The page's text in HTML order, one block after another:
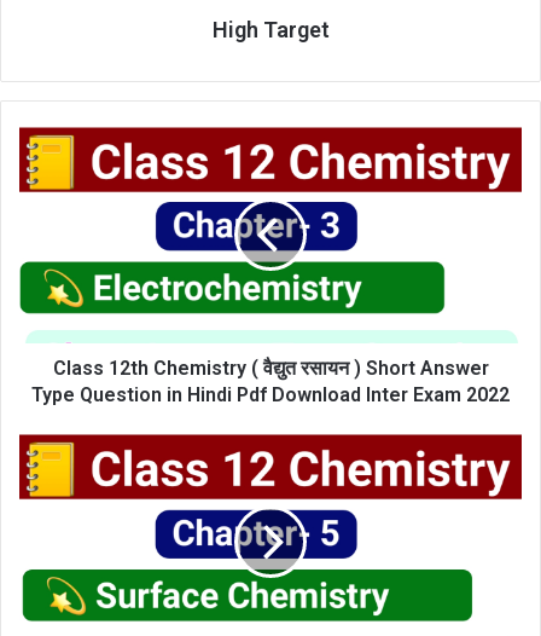
High Target
Class
12th
Chemistry
रसायन
Short
Answer
Question
Hindi
Pdf
Download
2022
Class 12th Chemistry ( वैद्युत रसायन ) Short Answer
Type Question in Hindi Pdf Download Inter Exam 2022
Class
12th
Chemistry
रसायन
Short